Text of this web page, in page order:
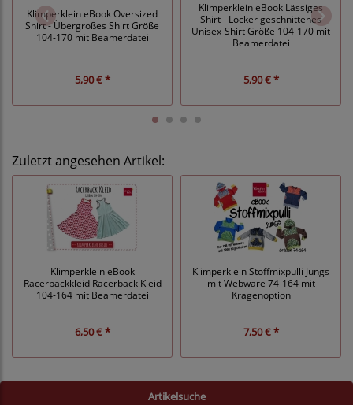
Klimperklein eBook Oversized
Shirt - Übergroßes Shirt Größe
104-170 mit Beamerdatei
5,90 € *
Klimperklein eBook Lässiges
Shirt - Locker geschnittenes
Unisex-Shirt Größe 104-170 mit
Beamerdatei
5,90 € *
Zuletzt angesehen Artikel:
Klimperklein eBook
Racerbackkleid Racerback Kleid
104-164 mit Beamerdatei
6,50 € *
Klimperklein Stoffmixpulli Jungs
mit Webware 74-164 mit
Kragenoption
7,50 € *
Artikelsuche